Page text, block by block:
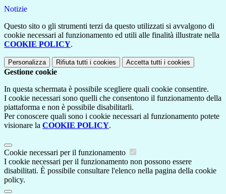
Notizie
Questo sito o gli strumenti terzi da questo utilizzati si avvalgono di
cookie necessari al funzionamento ed utili alle finalità illustrate nella
COOKIE POLICY.
Personalizza Rifiuta tutti i cookies Accetta tutti i cookies
Gestione cookie
In questa schermata è possibile scegliere quali cookie consentire.
I cookie necessari sono quelli che consentono il funzionamento della
piattaforma e non è possibile disabilitarli.
Per conoscere quali sono i cookie necessari al funzionamento potete
visionare la COOKIE POLICY.
Cookie necessari per il funzionamento
I cookie necessari per il funzionamento non possono essere
disabilitati. È possibile consultare l'elenco nella pagina della cookie
policy.